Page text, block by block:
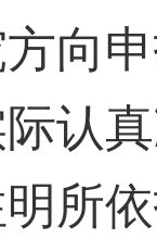
向
认
所